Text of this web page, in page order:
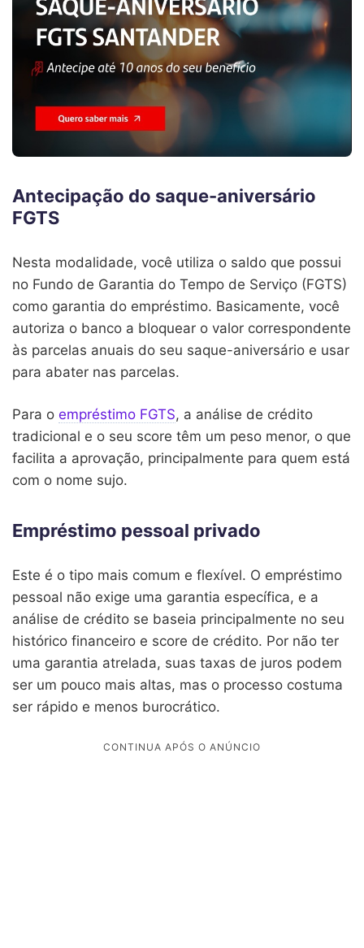
Antecipação do saque-aniversário
FGTS
Nesta modalidade, você utiliza o saldo que possui
no Fundo de Garantia do Tempo de Serviço (FGTS)
como garantia do empréstimo. Basicamente, você
autoriza o banco a bloquear o valor correspondente
às parcelas anuais do seu saque-aniversário e usar
para abater nas parcelas.
Para o empréstimo FGTS, a análise de crédito
tradicional e o seu score têm um peso menor, o que
facilita a aprovação, principalmente para quem está
com o nome sujo.
Empréstimo pessoal privado
Este é o tipo mais comum e flexível. O empréstimo
pessoal não exige uma garantia específica, e a
análise de crédito se baseia principalmente no seu
histórico financeiro e score de crédito. Por não ter
uma garantia atrelada, suas taxas de juros podem
ser um pouco mais altas, mas o processo costuma
ser rápido e menos burocrático.